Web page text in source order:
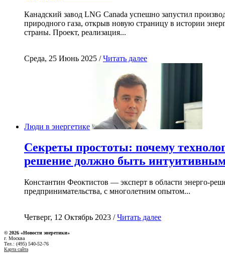
Канадский завод LNG Canada успешно запустил
природного газа, открыв новую страницу в истории
страны. Проект, реализация...
Среда, 25 Июнь 2025 /Читать далее
Люди в энергетике
Секреты простоты: почему
решение должно быть
Константин Феоктистов — эксперт в области энерго-
предпринимательства, с многолетним опытом...
Четверг, 12 Октябрь 2023 /Читать далее
© 2026 «Новости энеретики»
г. Москва
Тел.: (495) 540-52-76
Карта сайта